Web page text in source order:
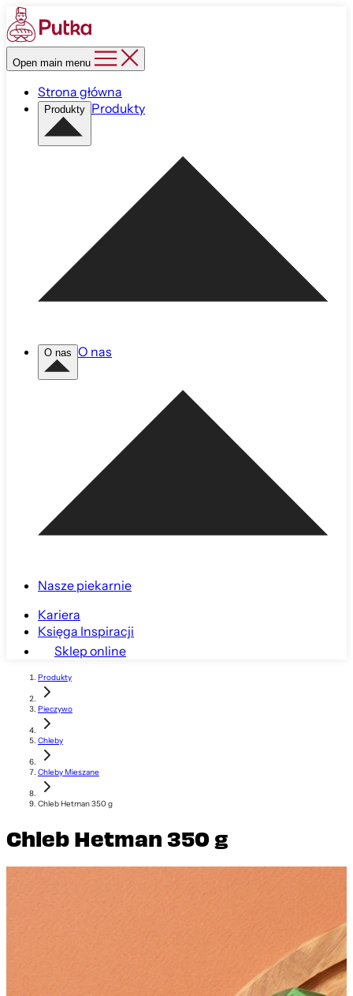
Open main menu
Strona główna
Produkty Produkty
O nas O nas
Nasze piekarnie
Kariera
Księga Inspiracji
Sklep online
Produkty
Pieczywo
Chleby
Chleby Mieszane
Chleb Hetman 350 g
Chleb Hetman 350 g